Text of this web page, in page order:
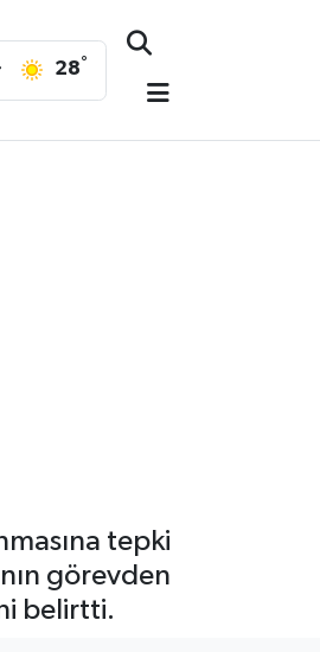
28°
tepki
görevden
belirtti.